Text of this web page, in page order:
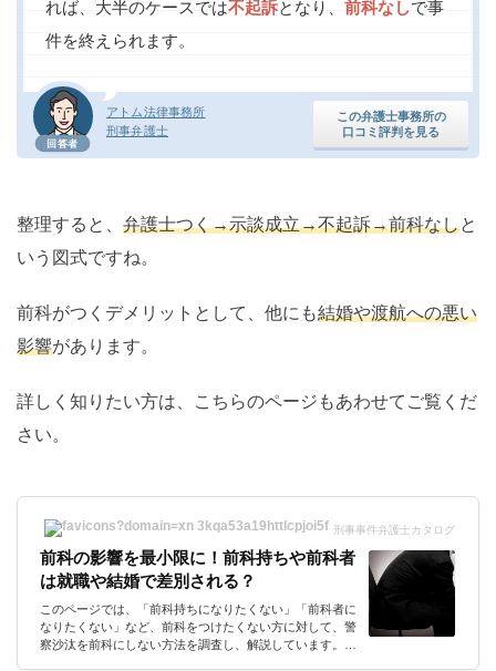
回答者
アトム法律事務所
刑事弁護士
この弁護士事務所の
口コミ評判を見る
れば、大半のケースでは不起訴となり、 前科なしで事
件を終えられます。
整理すると、 弁護士つく→示談成立→不起訴→前科なしと
いう図式ですね。
前科がつくデメリットとして、他にも結婚や渡航への悪い
影響があります。
詳しく知りたい方は、こちらのページもあわせてご覧くだ
さい。
刑事事件弁護士カタログ
前科の影響を最小限に！前科持ちや前科者
は就職や結婚で差別される？
このページでは、「前科持ちになりたくない」「前科者に
なりたくない」など、前科をつけたくない方に対して、警
察沙汰を前科にしない方法を調査し、解説しています。